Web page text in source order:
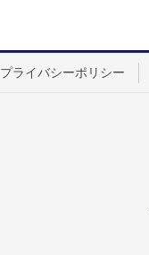
プライバシーポリシー